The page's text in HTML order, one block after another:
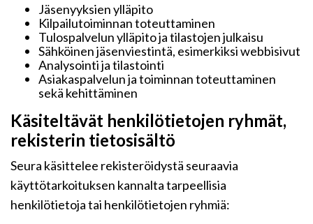
Jäsenyyksien ylläpito
Kilpailutoiminnan toteuttaminen
Tulospalvelun ylläpito ja tilastojen julkaisu
Sähköinen jäsenviestintä, esimerkiksi webbisivut
Analysointi ja tilastointi
Asiakaspalvelun ja toiminnan toteuttaminen
sekä kehittäminen
Käsiteltävät henkilötietojen ryhmät,
rekisterin tietosisältö
Seura käsittelee rekisteröidystä seuraavia
käyttötarkoituksen kannalta tarpeellisia
henkilötietoja tai henkilötietojen ryhmiä: